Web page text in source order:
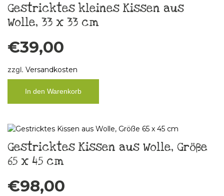
Gestricktes kleines Kissen aus
Wolle, 33 x 33 cm
€39,00
zzgl. Versandkosten
In den Warenkorb
Gestricktes Kissen aus Wolle, Größe
65 x 45 cm
€98,00